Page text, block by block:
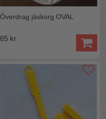
Överdrag jäskorg OVAL
65 kr